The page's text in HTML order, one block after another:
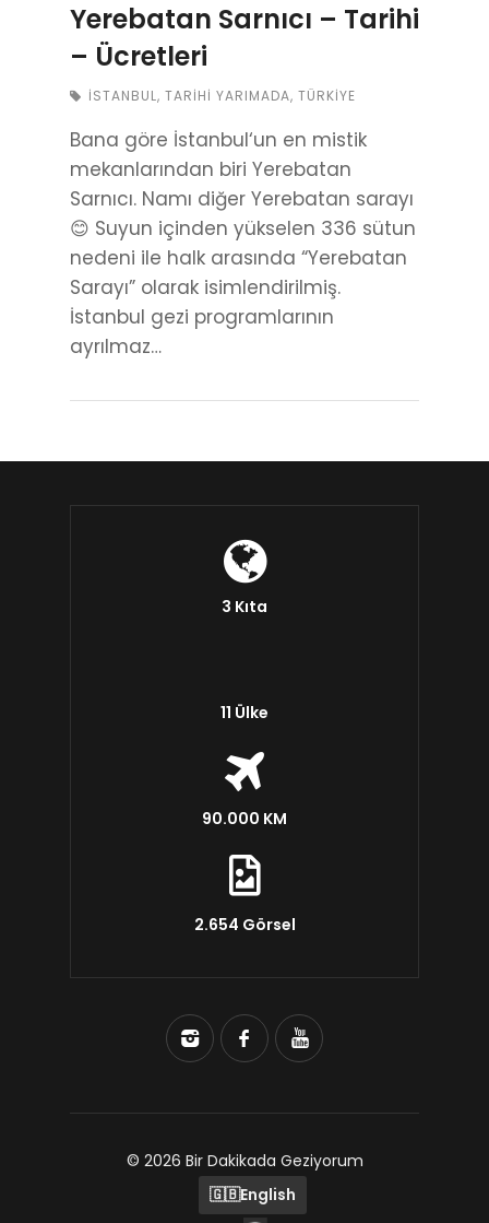
Yerebatan Sarnıcı – Tarihi
– Ücretleri
İSTANBUL, TARIHI YARIMADA, TÜRKIYE
Bana göre İstanbul‘un en mistik
mekanlarından biri Yerebatan
Sarnıcı. Namı diğer Yerebatan sarayı
😊 Suyun içinden yükselen 336 sütun
nedeni ile halk arasında “Yerebatan
Sarayı” olarak isimlendirilmiş.
İstanbul gezi programlarının
ayrılmaz…
3 Kıta
11 Ülke
90.000 KM
2.654 Görsel
© 2026 Bir Dakikada Geziyorum
🇬🇧English